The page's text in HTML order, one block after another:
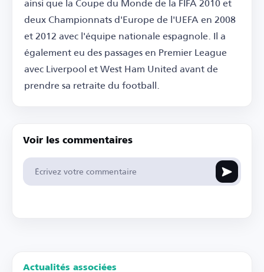
deux Championnats d'Europe de l'UEFA en 2008
et 2012 avec l'équipe nationale espagnole. Il a
également eu des passages en Premier League
avec Liverpool et West Ham United avant de
prendre sa retraite du football.
Voir les commentaires
Actualités associées